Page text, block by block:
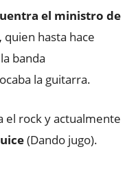
el ministro de
quien hasta hace
banda
la guitarra.
el rock y actualmente
(Dando jugo).